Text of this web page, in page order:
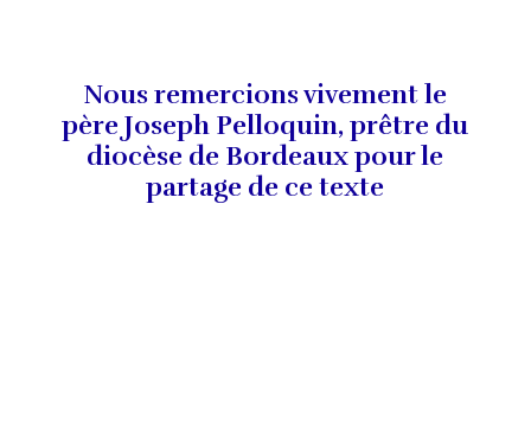
Nous remercions vivement le
père Joseph Pelloquin, prêtre du
diocèse de Bordeaux pour le
partage de ce texte